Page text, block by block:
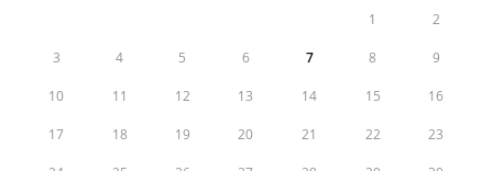
1 2
3 4 5 6 7 8 9
10 11 12 13 14 15 16
17 18 19 20 21 22 23